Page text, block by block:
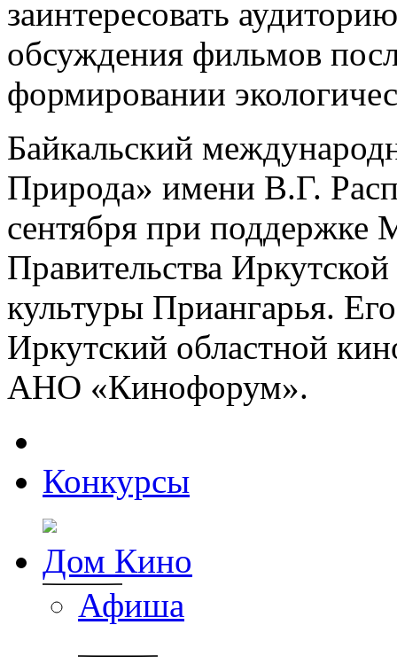
заинтересовать
обсуждения фильмов
формировании
Байкальский
Природа» имени В.Г.
сентября при поддержке
Правительства
культуры Приангарья.
Иркутский областной
АНО «Кинофорум».
Конкурсы
Дом Кино
Афиша